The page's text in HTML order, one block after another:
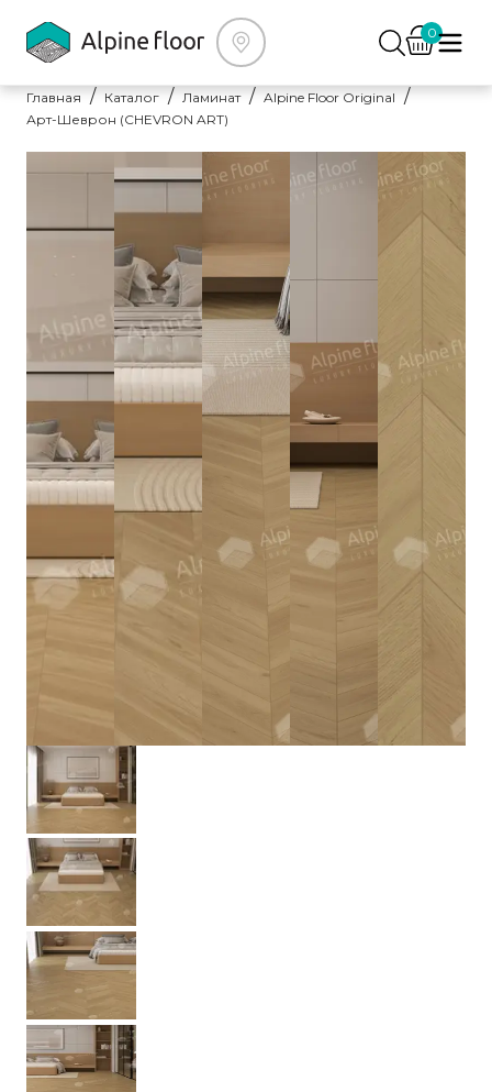
0
Главная Каталог Ламинат
Alpine Floor Original
Арт-Шеврон (CHEVRON ART)